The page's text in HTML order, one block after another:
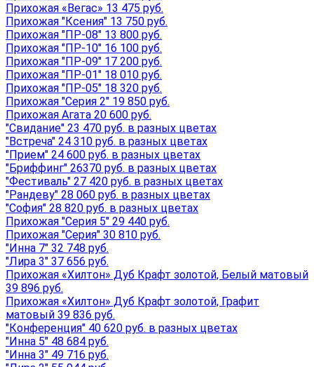
Прихожая «Вегас» 13 475 руб.
Прихожая "Ксения" 13 750 руб.
Прихожая "ПР-08" 13 800 руб.
Прихожая "ПР-10" 16 100 руб.
Прихожая "ПР-09" 17 200 руб.
Прихожая "ПР-01" 18 010 руб.
Прихожая "ПР-05" 18 320 руб.
Прихожая "Серия 2" 19 850 руб.
Прихожая Агата 20 600 руб.
"Свидание" 23 470 руб. в разных цветах
"Встреча" 24 310 руб. в разных цветах
"Прием" 24 600 руб. в разных цветах
"Бриффинг" 26370 руб. в разных цветах
"Фестиваль" 27 420 руб. в разных цветах
"Рандеву" 28 060 руб. в разных цветах
"София" 28 820 руб. в разных цветах
Прихожая "Серия 5" 29 440 руб.
Прихожая "Серия" 30 810 руб.
"Инна 7" 32 748 руб.
"Лира 3" 37 656 руб.
Прихожая «Хилтон» Дуб Крафт золотой, Белый матовый
39 896 руб.
Прихожая «Хилтон» Дуб Крафт золотой, Графит
матовый 39 836 руб.
"Конференция" 40 620 руб. в разных цветах
"Инна 5" 48 684 руб.
"Инна 3" 49 716 руб.